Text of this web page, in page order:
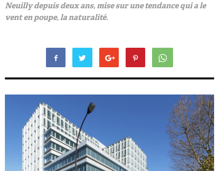
Neuilly depuis deux ans, mise sur une tendance qui a le
vent en poupe, la naturalité.